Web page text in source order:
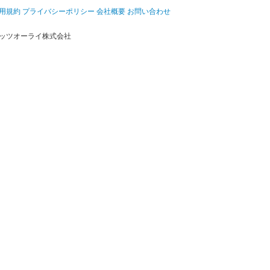
規約 プライバシーポリシー 会社概要 お問い合わせ
ツオーライ株式会社